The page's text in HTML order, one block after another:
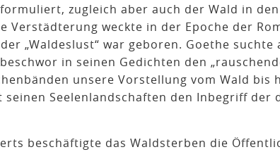
zugleich aber auch der Wald in
Verstädterung weckte in der Epoche der
„Waldeslust“ war geboren. Goethe suchte
in seinen Gedichten den
unsere Vorstellung vom Wald bis
Seelenlandschaften den Inbegriff der
beschäftigte das Waldsterben die